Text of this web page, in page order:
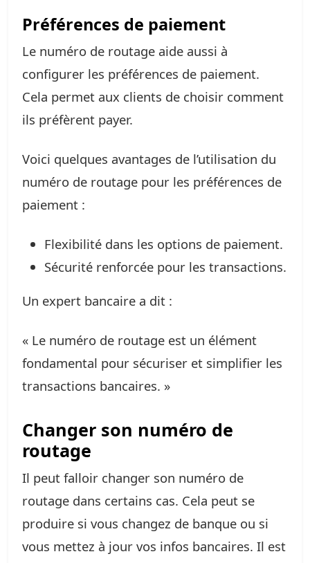
Préférences de paiement
Le numéro de routage aide aussi à
configurer les préférences de paiement.
Cela permet aux clients de choisir comment
ils préfèrent payer.
Voici quelques avantages de l’utilisation du
numéro de routage pour les préférences de
paiement :
Flexibilité dans les options de paiement.
Sécurité renforcée pour les transactions.
Un expert bancaire a dit :
« Le numéro de routage est un élément
fondamental pour sécuriser et simplifier les
transactions bancaires. »
Changer son numéro de
routage
Il peut falloir changer son numéro de
routage dans certains cas. Cela peut se
produire si vous changez de banque ou si
vous mettez à jour vos infos bancaires. Il est